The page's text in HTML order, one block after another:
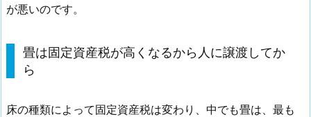
が悪いのです。
畳は固定資産税が高くなるから人に譲渡してか
ら
床の種類によって固定資産税は変わり、中でも畳は、最も